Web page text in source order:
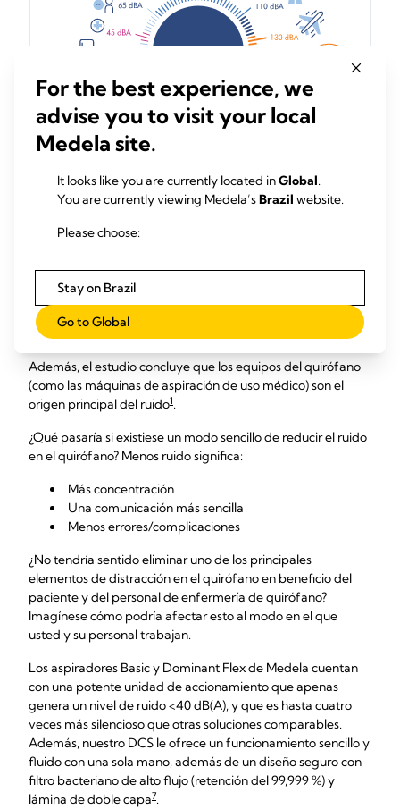
Además, el estudio concluye que los equipos del quirófano
(como las máquinas de aspiración de uso médico) son el
origen principal del ruido1.
¿Qué pasaría si existiese un modo sencillo de reducir el ruido
en el quirófano? Menos ruido significa:
Más concentración
Una comunicación más sencilla
Menos errores/complicaciones
¿No tendría sentido eliminar uno de los principales
elementos de distracción en el quirófano en beneficio del
paciente y del personal de enfermería de quirófano?
Imagínese cómo podría afectar esto al modo en el que
usted y su personal trabajan.
Los aspiradores Basic y Dominant Flex de Medela cuentan
con una potente unidad de accionamiento que apenas
genera un nivel de ruido <40 dB(A), y que es hasta cuatro
veces más silencioso que otras soluciones comparables.
Además, nuestro DCS le ofrece un funcionamiento sencillo y
fluido con una sola mano, además de un diseño seguro con
filtro bacteriano de alto flujo (retención del 99,999 %) y
lámina de doble capa7.
For the best experience, we
advise you to visit your local
Medela site.
It looks like you are currently located inGlobal.
You are currently viewing Medela’sBrazil website.
Please choose:
Stay on Brazil
Go to Global